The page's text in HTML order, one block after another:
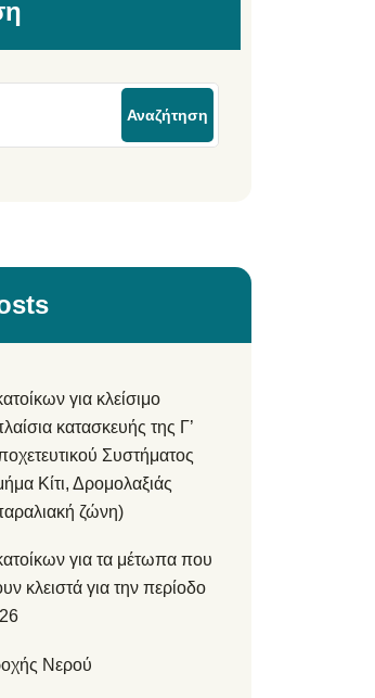
Αναζήτηση
για κλείσιμο
κατασκευής της Γ’
Συστήματος
Κίτι, Δρομολαξιάς
ζώνη)
για τα μέτωπα που
κλειστά για την περίοδο
Νερού